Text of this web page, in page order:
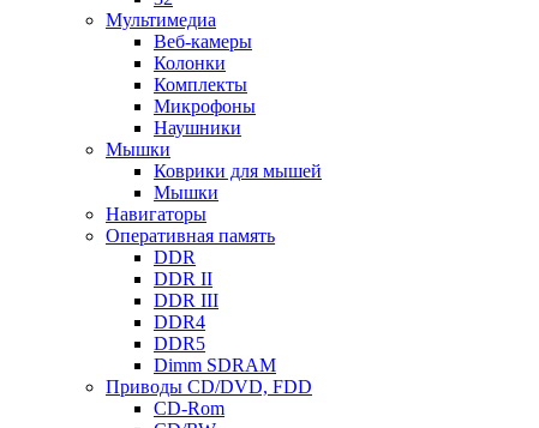
Мультимедиа
Веб-камеры
Колонки
Комплекты
Микрофоны
Наушники
Мышки
Коврики для мышей
Мышки
Навигаторы
Оперативная память
DDR
DDR II
DDR III
DDR4
DDR5
Dimm SDRAM
Приводы СD/DVD, FDD
CD-Rom